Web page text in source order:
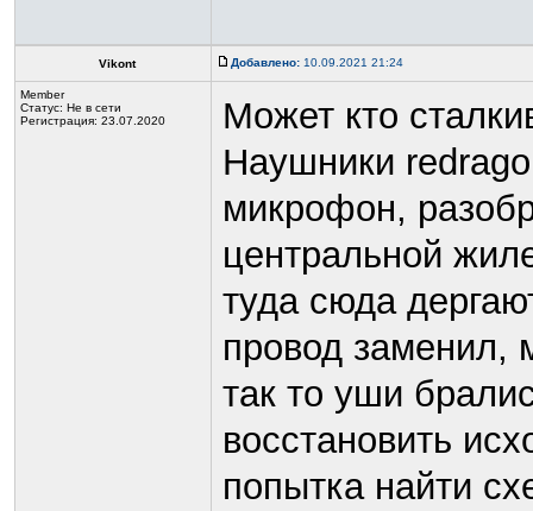
Vikont Добавлено: 10.09.2021 21:24
Member
Статус: Не в сети
Регистрация: 23.07.2020
Может кто
Наушники
микрофон,
центральной
туда сюда
провод заменил,
так то уши
восстановить
попытка найти